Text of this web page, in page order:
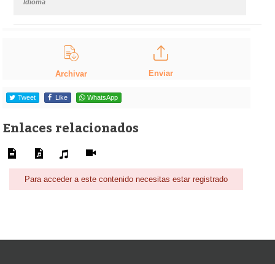
Idioma
Archivar Enviar
Tweet Like WhatsApp
Enlaces relacionados
Para acceder a este contenido necesitas estar registrado